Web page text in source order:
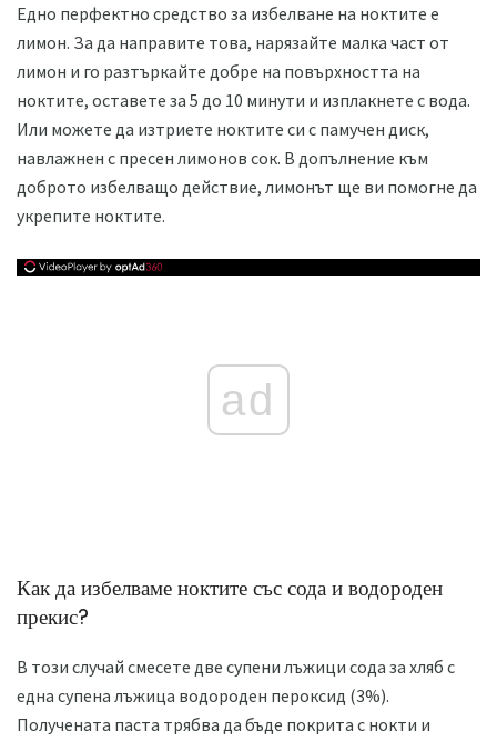
Едно перфектно средство за избелване на ноктите е
лимон. За да направите това, нарязайте малка част от
лимон и го разтъркайте добре на повърхността на
ноктите, оставете за 5 до 10 минути и изплакнете с вода.
Или можете да изтриете ноктите си с памучен диск,
навлажнен с пресен лимонов сок. В допълнение към
доброто избелващо действие, лимонът ще ви помогне да
укрепите ноктите.
ad
Как да избелваме ноктите със сода и водороден
прекис?
В този случай смесете две супени лъжици сода за хляб с
една супена лъжица водороден пероксид (3%).
Получената паста трябва да бъде покрита с нокти и